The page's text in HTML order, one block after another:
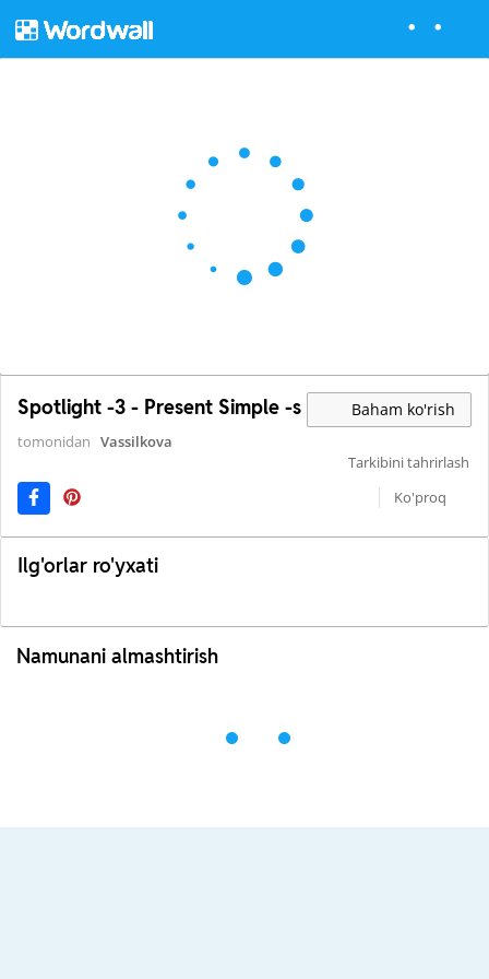
Spotlight -3 - Present Simple -s Baham ko'rish
tomonidan Vassilkova
Tarkibini tahrirlash
Ko'proq
Ilg'orlar ro'yxati
Namunani almashtirish